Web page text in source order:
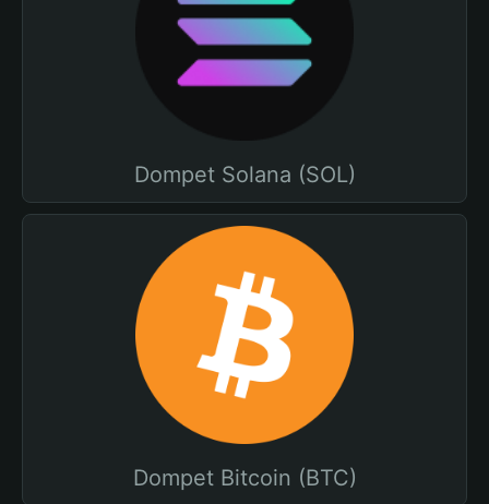
Dompet Solana (SOL)
Dompet Bitcoin (BTC)